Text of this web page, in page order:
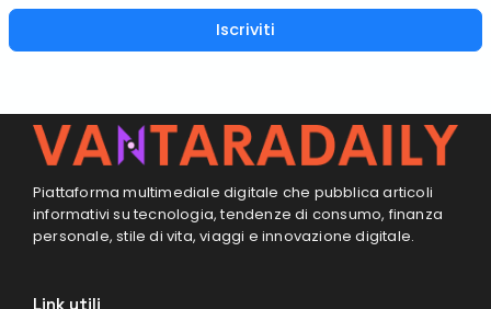
Iscriviti
Piattaforma multimediale digitale che pubblica articoli
informativi su tecnologia, tendenze di consumo, finanza
personale, stile di vita, viaggi e innovazione digitale.
Link utili